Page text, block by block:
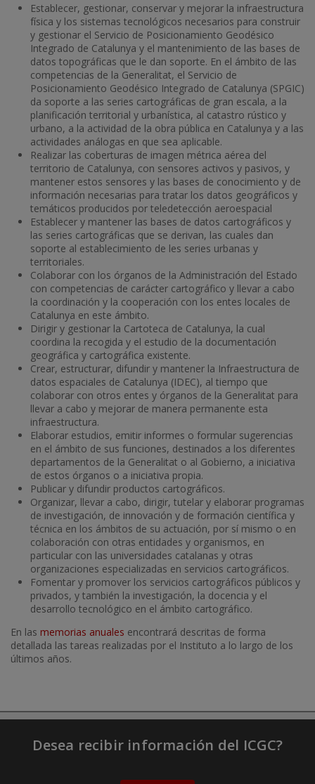
Establecer, gestionar, conservar y mejorar la infraestructura
física y los sistemas tecnológicos necesarios para construir
y gestionar el Servicio de Posicionamiento Geodésico
Integrado de Catalunya y el mantenimiento de las bases de
datos topográficas que le dan soporte. En el ámbito de las
competencias de la Generalitat, el Servicio de
Posicionamiento Geodésico Integrado de Catalunya (SPGIC)
da soporte a las series cartográficas de gran escala, a la
planificación territorial y urbanística, al catastro rústico y
urbano, a la actividad de la obra pública en Catalunya y a las
actividades análogas en que sea aplicable.
Realizar las coberturas de imagen métrica aérea del
territorio de Catalunya, con sensores activos y pasivos, y
mantener estos sensores y las bases de conocimiento y de
información necesarias para tratar los datos geográficos y
temáticos producidos por teledetección aeroespacial
Establecer y mantener las bases de datos cartográficos y
las series cartográficas que se derivan, las cuales dan
soporte al establecimiento de les series urbanas y
territoriales.
Colaborar con los órganos de la Administración del Estado
con competencias de carácter cartográfico y llevar a cabo
la coordinación y la cooperación con los entes locales de
Catalunya en este ámbito.
Dirigir y gestionar la Cartoteca de Catalunya, la cual
coordina la recogida y el estudio de la documentación
geográfica y cartográfica existente.
Crear, estructurar, difundir y mantener la Infraestructura de
datos espaciales de Catalunya (IDEC), al tiempo que
colaborar con otros entes y órganos de la Generalitat para
llevar a cabo y mejorar de manera permanente esta
infraestructura.
Elaborar estudios, emitir informes o formular sugerencias
en el ámbito de sus funciones, destinados a los diferentes
departamentos de la Generalitat o al Gobierno, a iniciativa
de estos órganos o a iniciativa propia.
Publicar y difundir productos cartográficos.
Organizar, llevar a cabo, dirigir, tutelar y elaborar programas
de investigación, de innovación y de formación científica y
técnica en los ámbitos de su actuación, por sí mismo o en
colaboración con otras entidades y organismos, en
particular con las universidades catalanas y otras
organizaciones especializadas en servicios cartográficos.
Fomentar y promover los servicios cartográficos públicos y
privados, y también la investigación, la docencia y el
desarrollo tecnológico en el ámbito cartográfico.
En las memorias anuales encontrará descritas de forma
detallada las tareas realizadas por el Instituto a lo largo de los
últimos años.
Desea recibir información del ICGC?